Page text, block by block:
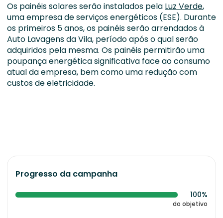
Os painéis solares serão instalados pela Luz Verde,
uma empresa de serviços energéticos (ESE). Durante
os primeiros 5 anos, os painéis serão arrendados à
Auto Lavagens da Vila, período após o qual serão
adquiridos pela mesma. Os painéis permitirão uma
poupança energética significativa face ao consumo
atual da empresa, bem como uma redução com
custos de eletricidade.
Progresso da campanha
100%
do objetivo